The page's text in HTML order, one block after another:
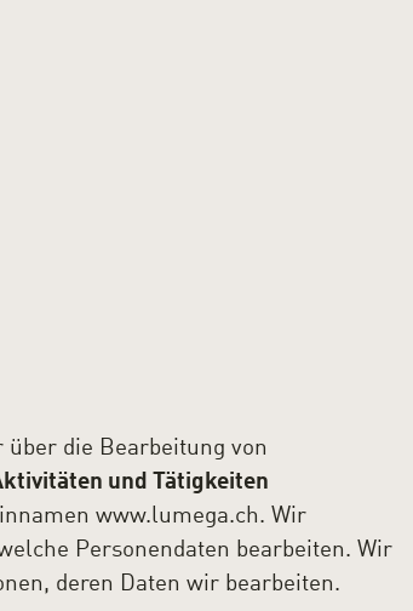
die Bearbeitung von
und Tätigkeiten
www.lumega.ch. Wir
Personendaten bearbeiten. Wir
deren Daten wir bearbeiten.